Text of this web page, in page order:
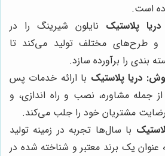
است.
دریا پلاستیک نایلون شیرینگ را در
و طرح‌های مختلف تولید می‌کند تا
بندی را برآورده سازد.
دریا پلاستیک با ارائه خدمات پس
جمله مشاوره، نصب و راه اندازی، و
رضایت مشتریان خود را جلب می‌کند.
با سال‌ها تجربه در زمینه تولید
عنوان یک برند معتبر و شناخته شده در